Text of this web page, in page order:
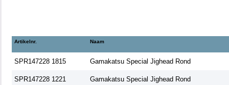
Artikelnr. Naam
SPR147228 1815 Gamakatsu Special Jighead Rond
SPR147228 1221 Gamakatsu Special Jighead Rond